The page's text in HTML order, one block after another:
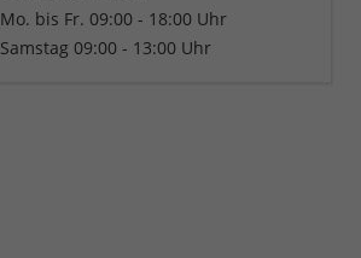
Mo. bis Fr. 09:00 - 18:00 Uhr
Samstag 09:00 - 13:00 Uhr